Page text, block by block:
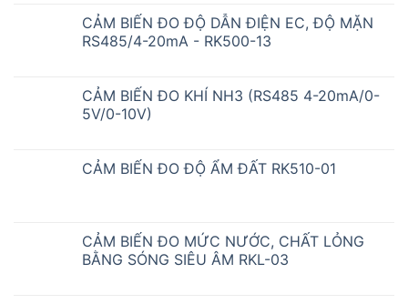
CẢM BIẾN ĐO ĐỘ DẪN ĐIỆN EC, ĐỘ MẶN
RS485/4-20mA - RK500-13
CẢM BIẾN ĐO KHÍ NH3 (RS485 4-20mA/0-
5V/0-10V)
CẢM BIẾN ĐO ĐỘ ẨM ĐẤT RK510-01
CẢM BIẾN ĐO MỨC NƯỚC, CHẤT LỎNG
BẰNG SÓNG SIÊU ÂM RKL-03